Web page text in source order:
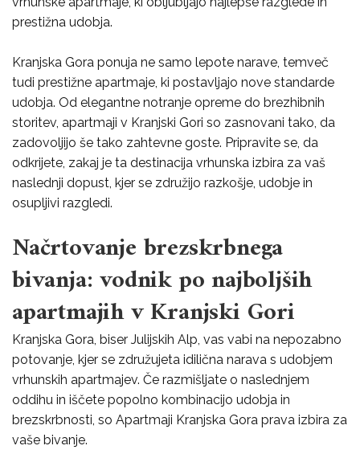
prestižna udobja.
Kranjska Gora ponuja ne samo lepote narave, temveč
tudi prestižne apartmaje, ki postavljajo nove standarde
udobja. Od elegantne notranje opreme do brezhibnih
storitev, apartmaji v Kranjski Gori so zasnovani tako, da
zadovoljijo še tako zahtevne goste. Pripravite se, da
odkrijete, zakaj je ta destinacija vrhunska izbira za vaš
naslednji dopust, kjer se združijo razkošje, udobje in
osupljivi razgledi.
Načrtovanje brezskrbnega
bivanja: vodnik po najboljših
apartmajih v Kranjski Gori
Kranjska Gora, biser Julijskih Alp, vas vabi na nepozabno
potovanje, kjer se združujeta idilična narava s udobjem
vrhunskih apartmajev. Če razmišljate o naslednjem
oddihu in iščete popolno kombinacijo udobja in
brezskrbnosti, so Apartmaji Kranjska Gora prava izbira za
vaše bivanje.